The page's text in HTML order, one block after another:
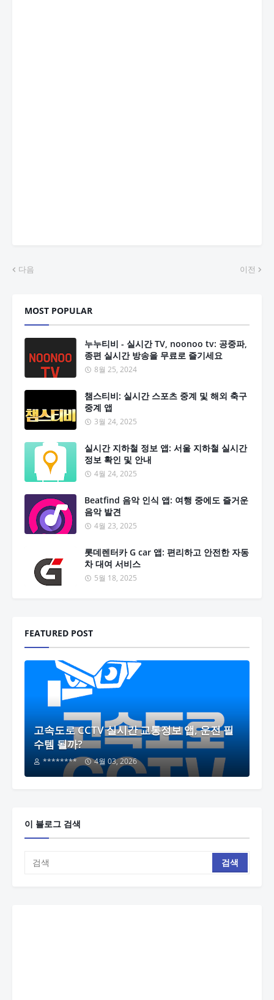
다음 이전
MOST POPULAR
누누티비 - 실시간 TV, noonoo tv: 공중파,
종편 실시간 방송을 무료로 즐기세요
8월 25, 2024
챔스티비: 실시간 스포츠 중계 및 해외 축구
중계 앱
3월 24, 2025
실시간 지하철 정보 앱: 서울 지하철 실시간
정보 확인 및 안내
4월 24, 2025
Beatfind 음악 인식 앱: 여행 중에도 즐거운
음악 발견
4월 23, 2025
롯데렌터카 G car 앱: 편리하고 안전한 자동
차 대여 서비스
5월 18, 2025
FEATURED POST
고속도로 CCTV 실시간 교통정보 앱, 운전 필
수템 될까?
******** 4월 03, 2026
이 블로그 검색